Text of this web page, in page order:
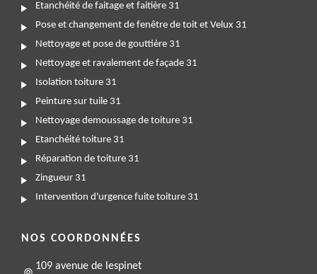
Etanchéité de faitage et faitière 31
Pose et changement de fenêtre de toit et Velux 31
Nettoyage et pose de gouttière 31
Nettoyage et ravalement de façade 31
Isolation toiture 31
Peinture sur tuile 31
Nettoyage demoussage de toiture 31
Etanchéité toiture 31
Réparation de toiture 31
Zingueur 31
Intervention d'urgence fuite toiture 31
NOS COORDONNÉES
109 avenue de lespinet